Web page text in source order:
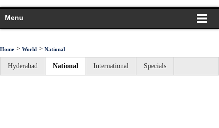
Menu
Home > World > National
Hyderabad National International Specials